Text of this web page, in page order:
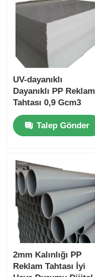
UV-dayanıklı
Dayanıklı PP Reklam
Tahtası 0,9 Gcm3
yoğunlukta Dış
Reklam ve İşaret
Çözümleri için İdeal
Talep Gönder
2mm Kalınlığı PP
Reklam Tahtası İyi